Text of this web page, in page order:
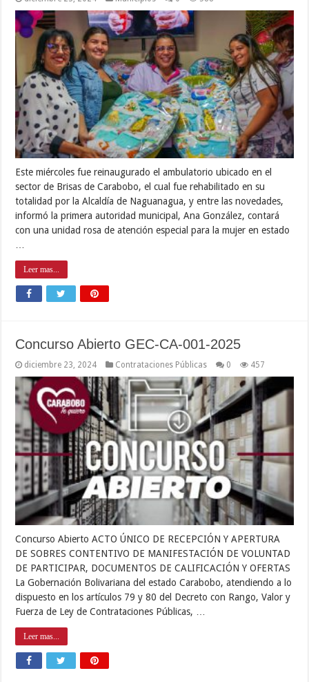
Este miércoles fue reinaugurado el ambulatorio ubicado en el
sector de Brisas de Carabobo, el cual fue rehabilitado en su
totalidad por la Alcaldía de Naguanagua, y entre las novedades,
informó la primera autoridad municipal, Ana González, contará
con una unidad rosa de atención especial para la mujer en estado
…
Leer mas...
Concurso Abierto GEC-CA-001-2025
diciembre 23, 2024 Contrataciones Públicas 0 457
Concurso Abierto ACTO ÚNICO DE RECEPCIÓN Y APERTURA
DE SOBRES CONTENTIVO DE MANIFESTACIÓN DE VOLUNTAD
DE PARTICIPAR, DOCUMENTOS DE CALIFICACIÓN Y OFERTAS
La Gobernación Bolivariana del estado Carabobo, atendiendo a lo
dispuesto en los artículos 79 y 80 del Decreto con Rango, Valor y
Fuerza de Ley de Contrataciones Públicas, …
Leer mas...